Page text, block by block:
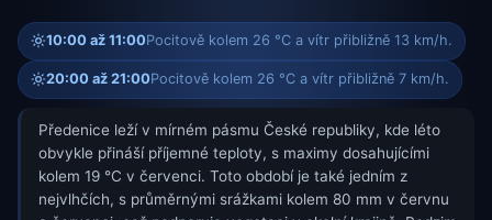
10:00 až 11:00Pocitově kolem 26 °C a vítr přibližně 13 km/h.
20:00 až 21:00Pocitově kolem 26 °C a vítr přibližně 7 km/h.
Předenice leží v mírném pásmu České republiky, kde léto
obvykle přináší příjemné teploty, s maximy dosahujícími
kolem 19 °C v červenci. Toto období je také jedním z
nejvlhčích, s průměrnými srážkami kolem 80 mm v červnu